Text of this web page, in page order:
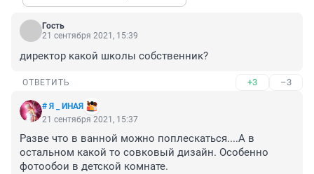
Гость
21 сентября 2021, 15:39
директор какой школы собственник?
ОТВЕТИТЬ +3 –3
# Я _ ИНАЯ
21 сентября 2021, 15:37
Разве что в ванной можно поплескаться....А в
остальном какой то совковый дизайн. Особенно
фотообои в детской комнате.